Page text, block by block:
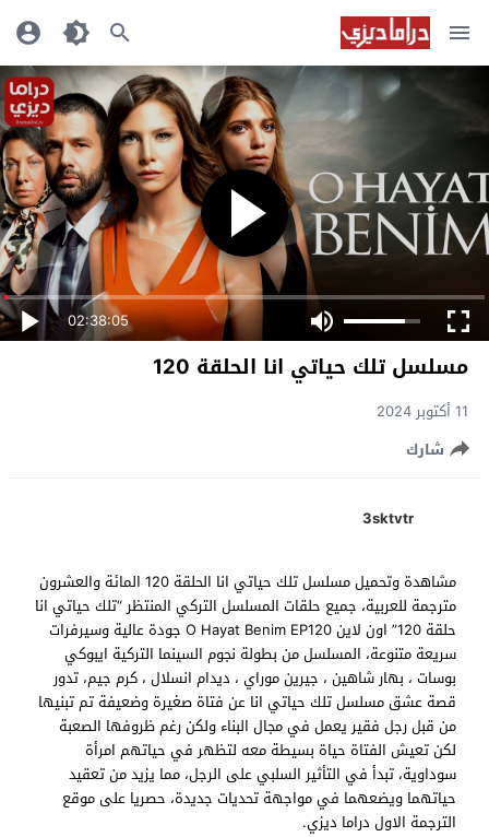
02:38:05
مسلسل تلك حياتي انا الحلقة 120
11 أكتوبر 2024
شارك
3sktvtr
مشاهدة وتحميل مسلسل تلك حياتي انا الحلقة 120 المائة والعشرون
مترجمة للعربية، جميع حلقات المسلسل التركي المنتظر “تلك حياتي انا
حلقة 120” اون لاين O Hayat Benim EP120 جودة عالية وسيرفرات
سريعة متنوعة، المسلسل من بطولة نجوم السينما التركية ايبوكي
بوسات ، بهار شاهين ، جيرين موراي ، ديدام انسلال ، كرم جيم، تدور
قصة عشق مسلسل تلك حياتي انا عن فتاة صغيرة وضعيفة تم تبنيها
من قبل رجل فقير يعمل في مجال البناء ولكن رغم ظروفها الصعبة
لكن تعيش الفتاة حياة بسيطة معه لتظهر في حياتهم امرأة
سوداوية، تبدأ في التأثير السلبي على الرجل، مما يزيد من تعقيد
حياتهما ويضعهما في مواجهة تحديات جديدة، حصريا على موقع
الترجمة الاول دراما ديزي.